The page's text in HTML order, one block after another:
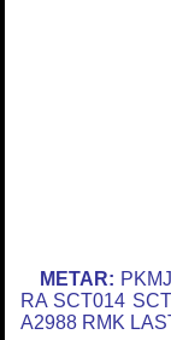
METAR:
RA SCT014
A2988 RMK